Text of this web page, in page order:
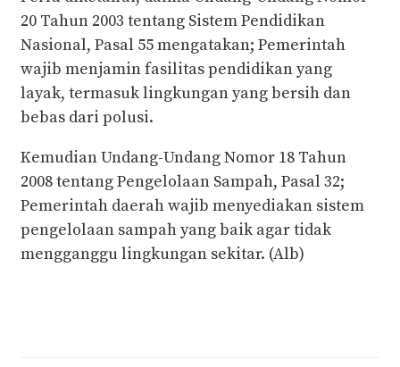
20 Tahun 2003 tentang Sistem Pendidikan
Nasional, Pasal 55 mengatakan; Pemerintah
wajib menjamin fasilitas pendidikan yang
layak, termasuk lingkungan yang bersih dan
bebas dari polusi.
Kemudian Undang-Undang Nomor 18 Tahun
2008 tentang Pengelolaan Sampah, Pasal 32;
Pemerintah daerah wajib menyediakan sistem
pengelolaan sampah yang baik agar tidak
mengganggu lingkungan sekitar. (Alb)